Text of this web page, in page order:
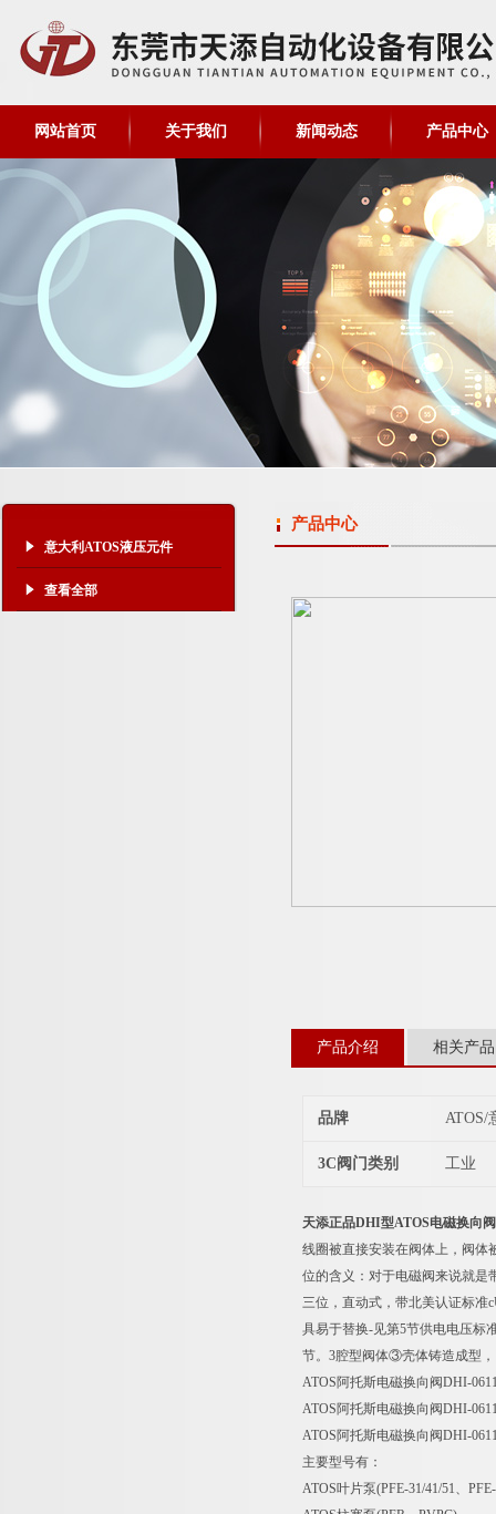
网站首页 关于我们 新闻动态 产品中心
意大利ATOS液压元件
查看全部
产品中心
产品介绍 相关产品
品牌 ATOS/
3C阀门类别 工业
天添正品DHI型ATOS电磁换向阀
线圈被直接安装在阀体上，阀体
位的含义：对于电磁阀来说就是
三位，直动式，带北美认证标
具易于替换-见第5节供电电压标
节。3腔型阀体③壳体铸造成型
ATOS阿托斯电磁换向阀DHI-
ATOS阿托斯电磁换向阀DHI-
ATOS阿托斯电磁换向阀DHI-
主要型号有：
ATOS叶片泵(PFE-31/41/51、